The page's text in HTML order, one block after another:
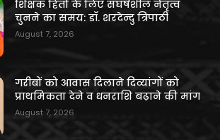
शिक्षक हितों के लिए संघर्षशील नेतृत्व
चुनने का समय: डॉ. शरदेन्दु त्रिपाठी
August 7, 2026
गरीबों को आवास दिलाने दिव्यांगों को
प्राथमिकता देने व धनराशि बढ़ाने की मांग
August 7, 2026